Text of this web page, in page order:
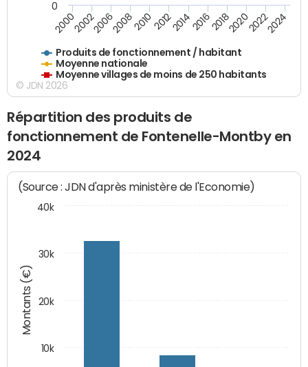
Produits de fonctionnement / habitant
Moyenne nationale
Moyenne villages de moins de 250 habitants
200020022006200820102012201420162018202020222024
0
© JDN 2026
Répartition des produits de
fonctionnement de Fontenelle-Montby en
2024
Montants (€)
(Source : JDN d'après ministère de l'Economie)
10k
20k
30k
40k